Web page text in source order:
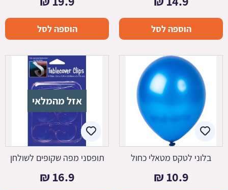
הוספה לסל הוספה לסל
בלוני לטקס מטאלי כחול
10.9
₪
אזל מהמלאי
תופסני מפה שקופים לשולחן
16.9
₪